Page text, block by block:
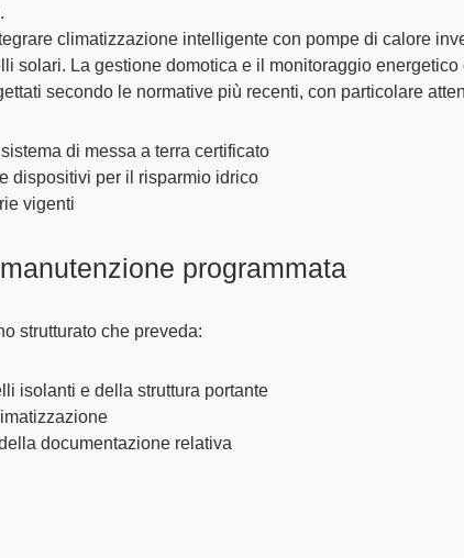
climatizzazione intelligente con pompe di calore
solari. La gestione domotica e il monitoraggio energetico
secondo le normative più recenti, con particolare
di messa a terra certificato
dispositivi per il risparmio idrico
vigenti
programmata
strutturato che preveda:
isolanti e della struttura portante
documentazione relativa